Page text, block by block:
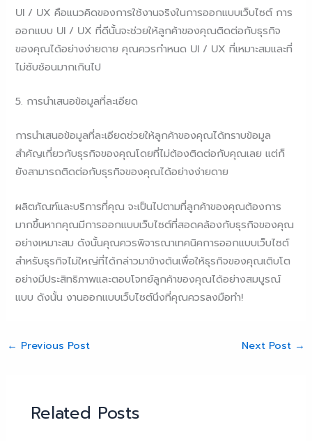
UI / UX คือแนวคิดของการใช้งานจริงในการออกแบบเว็บไซต์ การ
ออกแบบ UI / UX ที่ดีนั้นจะช่วยให้ลูกค้าของคุณติดต่อกับธุรกิจ
ของคุณได้อย่างง่ายดาย คุณควรกำหนด UI / UX ที่เหมาะสมและที่
ไม่ซับซ้อนมากเกินไป
5. การนำเสนอข้อมูลที่ละเอียด
การนำเสนอข้อมูลที่ละเอียดช่วยให้ลูกค้าของคุณได้ทราบข้อมูล
สำคัญเกี่ยวกับธุรกิจของคุณโดยที่ไม่ต้องติดต่อกับคุณเลย แต่ก็
ยังสามารถติดต่อกับธุรกิจของคุณได้อย่างง่ายดาย
ผลิตภัณฑ์และบริการที่คุณ จะเป็นไปตามที่ลูกค้าของคุณต้องการ
มากขึ้นหากคุณมีการออกแบบเว็บไซต์ที่สอดคล้องกับธุรกิจของคุณ
อย่างเหมาะสม ดังนั้นคุณควรพิจารณาเทคนิคการออกแบบเว็บไซต์
สำหรับธุรกิจไม่ใหญ่ที่ได้กล่าวมาข้างต้นเพื่อให้ธุรกิจของคุณเติบโต
อย่างมีประสิทธิภาพและตอบโจทย์ลูกค้าของคุณได้อย่างสมบูรณ์
แบบ ดังนั้น งานออกแบบเว็บไซต์นึงที่คุณควรลงมือทำ!
← Previous Post Next Post →
Related Posts